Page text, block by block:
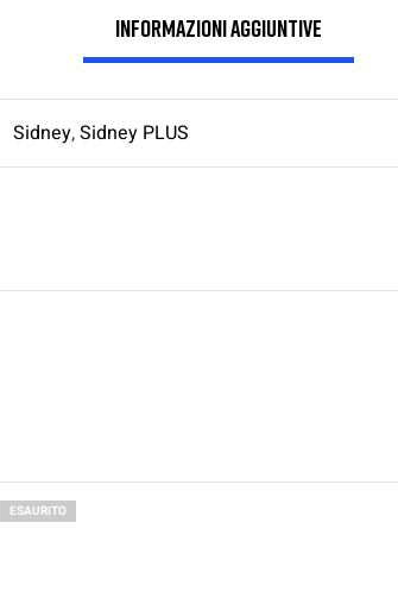
Informazioni aggiuntive
Sidney,Sidney PLUS
ESAURITO